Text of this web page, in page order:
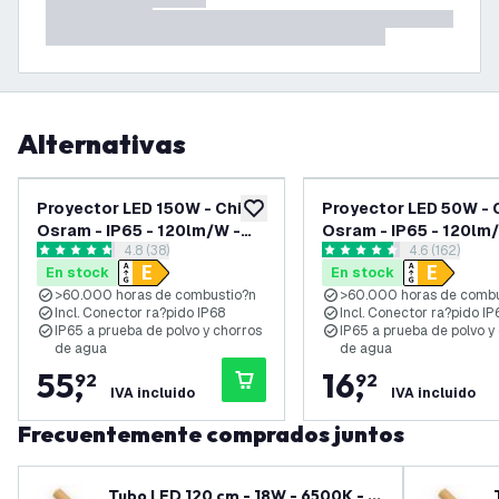
Alternativas
añadir a lista de deseos
Proyector LED 150W - Chip
Osram - IP65 - 120lm/W -
Color Blanco Natural - 5
años de garantía
abrir el panel de reseñas
4.8 estrellas de puntuación
4.8 (38)
En stock
>60.000 horas de combustio?n
Incl. Conector ra?pido IP68
IP65 a prueba de polvo y chorros
de agua
55,
92
IVA incluido
Proyector LED 50W -
Osram - IP65 -
Color Blanco - 5
garantía
abrir el
4.6 estrellas de puntuación
4.6 (162)
En stock
>60.000 horas de
Incl. Conector ra?pido
IP65 a prueba de polvo
de agua
16,
92
IVA incluido
Frecuentemente comprados juntos